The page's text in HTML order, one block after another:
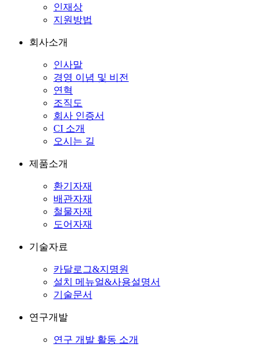
인재상
지원방법
회사소개
인사말
경영 이념 및 비전
연혁
조직도
회사 인증서
CI 소개
오시는 길
제품소개
환기자재
배관자재
철물자재
도어자재
기술자료
카달로그&지명원
설치 메뉴얼&사용설명서
기술문서
연구개발
연구 개발 활동 소개